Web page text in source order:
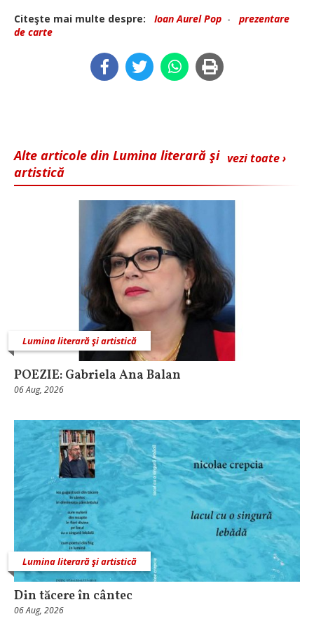
Citeşte mai multe despre:
Ioan Aurel Pop - prezentare
de carte
vezi toate ›
Alte articole din Lumina literară şi
artistică
Lumina literară şi artistică
POEZIE: Gabriela Ana Balan
06 Aug, 2026
Lumina literară şi artistică
Din tăcere în cântec
06 Aug, 2026